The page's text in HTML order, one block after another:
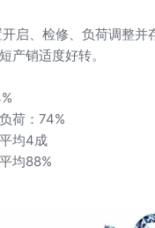
开启、检修、负荷调整
产销适度好转。
荷：74%
均4成
均88%
差月差正套，多SC空